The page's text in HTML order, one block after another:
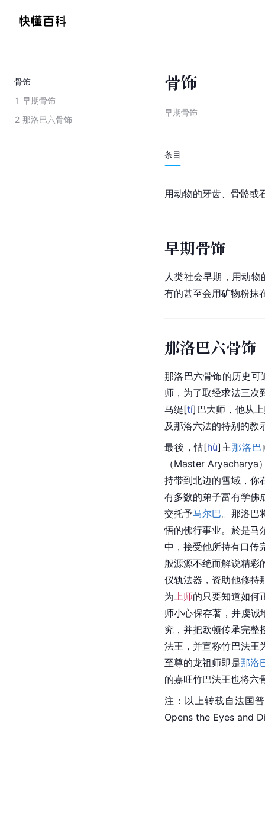
骨饰
1 早期骨饰
2 那洛巴六骨饰
骨饰
早期骨饰
条目
用动物的牙齿、骨骼或
早期骨饰
人类社会早期，用动
有的甚至会用矿物粉抹
那洛巴六骨饰
那洛巴六骨饰的历史可
师，为了取经求法三次
马缇[tí] 巴大师，他从
及那洛六法的特别的教
最後，怙[hù] 主那洛巴
（Master Aryacharya
持带到北边的雪域，你
有多数的弟子富有学佛
交托予马尔巴。 那洛巴
悟的佛行事业。於是马
中，接受他所持有口传
般源源不绝而解说精彩
仪轨法器，资助他修持
为 上师的只要知道如何
师小心保存著，并虔
究，并把欧顿传承完整
法王，并宣称竹巴法王
至尊的龙祖师即是那洛
的嘉旺竹巴法王也将六
注：以上转载自法国
Opens the Eyes and